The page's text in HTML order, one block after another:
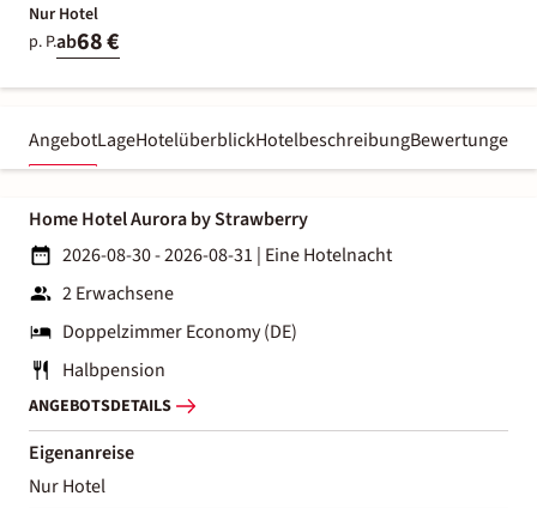
Nur Hotel
p. P.ab68 €
AngebotLageHotelüberblickHotelbeschreibungBewertungen
Home Hotel Aurora by Strawberry
2026-08-30 - 2026-08-31 | Eine Hotelnacht
2 Erwachsene
Doppelzimmer Economy (DE)
Halbpension
ANGEBOTSDETAILS
Eigenanreise
Nur Hotel